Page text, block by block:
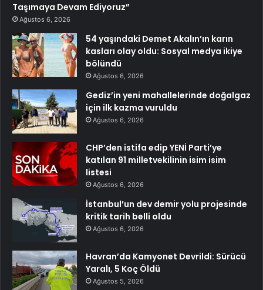
Taşımaya Devam Ediyoruz”
Ağustos 6, 2026
54 yaşındaki Demet Akalın’ın karın
kasları olay oldu: Sosyal medya ikiye
bölündü
Ağustos 6, 2026
Gediz’in yeni mahallelerinde doğalgaz
için ilk kazma vuruldu
Ağustos 6, 2026
CHP’den istifa edip YENİ Parti’ye
katılan 91 milletvekilinin isim isim
listesi
Ağustos 6, 2026
İstanbul’un dev demir yolu projesinde
kritik tarih belli oldu
Ağustos 6, 2026
Havran’da Kamyonet Devrildi: Sürücü
Yaralı, 5 Koç Öldü
Ağustos 5, 2026